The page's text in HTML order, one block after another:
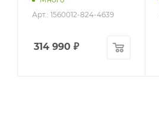
Арт.: 1560012-824-4639
314 990 ₽